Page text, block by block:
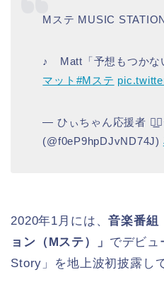
Mステ MUSIC
♪ Matt「予想もつか
マット #Mステ
— ひぃちゃん応援者 ◢͟￨
(@f0eP9hpDJvND74J)
2020年1月には、音楽番組
ョン（Mステ）」 でデビュ
Story」を地上波初披露し